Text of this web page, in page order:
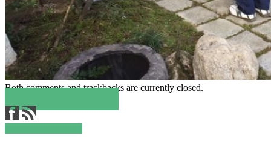
Both comments and trackbacks are currently closed.